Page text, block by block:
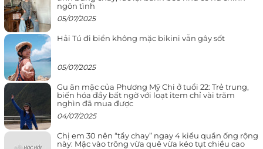
ngôn tình
05/07/2025
Hải Tú đi biển không mặc bikini vẫn gây sốt
05/07/2025
Gu ăn mặc của Phương Mỹ Chi ở tuổi 22: Trẻ trung,
biến hóa đầy bất ngờ với loạt item chỉ vài trăm
nghìn đã mua được
04/07/2025
Chị em 30 nên “tẩy chay” ngay 4 kiểu quần ống rộng
này: Mặc vào trông vừa quê vừa kéo tụt chiều cao